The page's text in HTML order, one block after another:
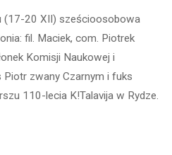
(17-20 XII) sześcioosobowa
fil. Maciek, com. Piotrek
Komisji Naukowej i
zwany Czarnym i fuks
110-lecia K!Talavija w Rydze.